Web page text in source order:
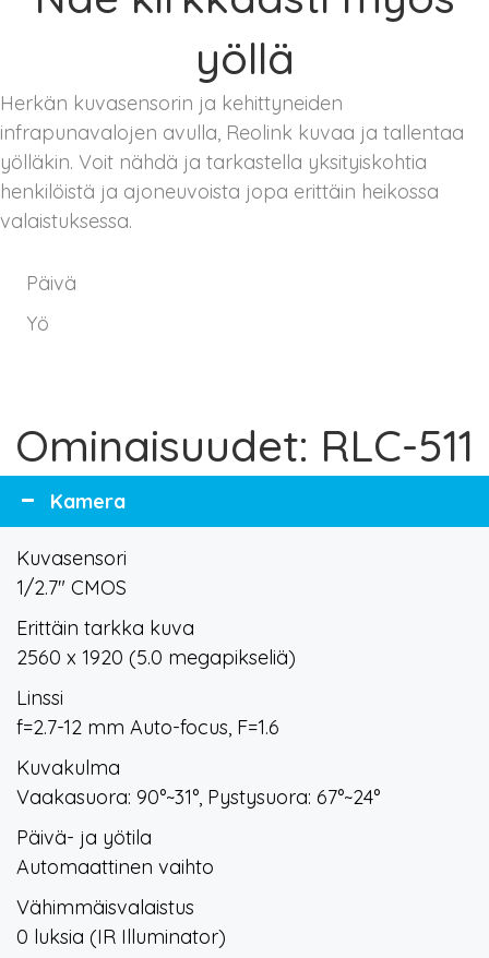
yöllä
Herkän kuvasensorin ja kehittyneiden
infrapunavalojen avulla, Reolink kuvaa ja tallentaa
yölläkin. Voit nähdä ja tarkastella yksityiskohtia
henkilöistä ja ajoneuvoista jopa erittäin heikossa
valaistuksessa.
Päivä
Yö
Ominaisuudet: RLC-511
Kamera
Kuvasensori
1/2.7" CMOS
Erittäin tarkka kuva
2560 x 1920 (5.0 megapikseliä)
Linssi
f=2.7-12 mm Auto-focus, F=1.6
Kuvakulma
Vaakasuora: 90°~31°, Pystysuora: 67°~24°
Päivä- ja yötila
Automaattinen vaihto
Vähimmäisvalaistus
0 luksia (IR Illuminator)